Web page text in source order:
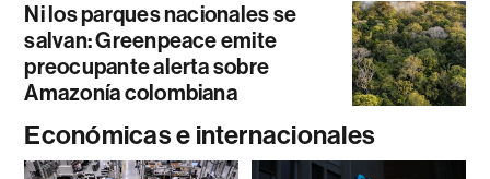
Ni los parques nacionales se
salvan: Greenpeace emite
preocupante alerta sobre
Amazonía colombiana
Económicas e internacionales